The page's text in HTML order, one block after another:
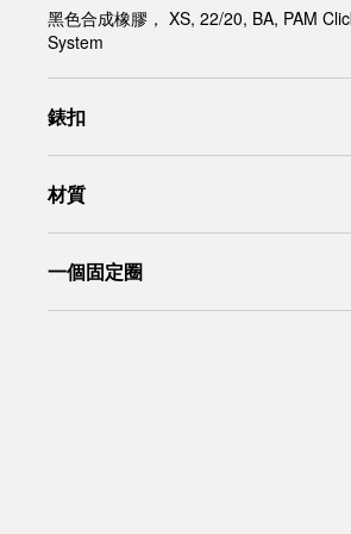
黑色合成橡膠， XS, 22/20, BA, PAM
System
錶扣
材質
一個固定圈